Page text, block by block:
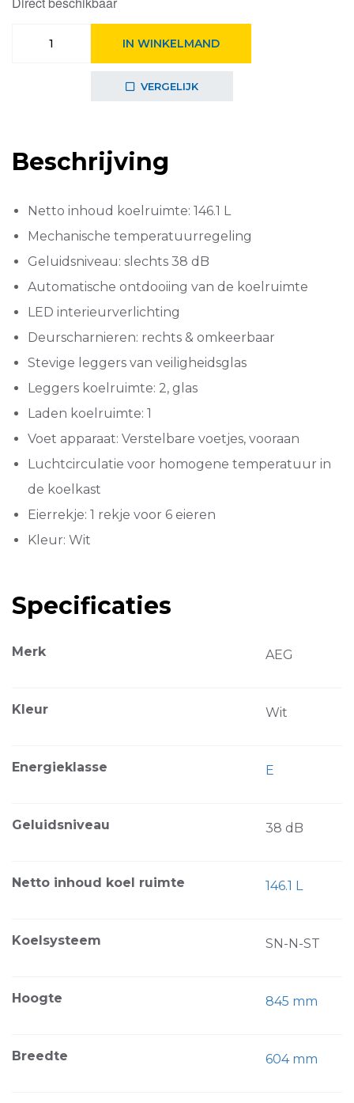
RTB415E2AW
IN WINKELMAND
VERGELIJK
Beschrijving
Netto inhoud koelruimte: 146.1 L
Mechanische temperatuurregeling
Geluidsniveau: slechts 38 dB
Automatische ontdooiing van de koelruimte
LED interieurverlichting
Deurscharnieren: rechts & omkeerbaar
Stevige leggers van veiligheidsglas
Leggers koelruimte: 2, glas
Laden koelruimte: 1
Voet apparaat: Verstelbare voetjes, vooraan
Luchtcirculatie voor homogene temperatuur in
de koelkast
Eierrekje: 1 rekje voor 6 eieren
Kleur: Wit
Specificaties
Merk AEG
Kleur Wit
Energieklasse E
Geluidsniveau 38 dB
Netto inhoud koel ruimte 146.1 L
Koelsysteem SN-N-ST
Hoogte 845 mm
Breedte 604 mm